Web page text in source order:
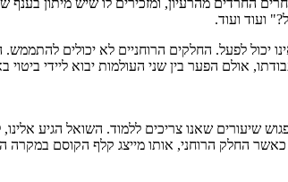
ועוד ועוד.
לפעל. החלקים הרוחניים לא יכולים להתממש.
אולם הפער בין שני העולמות יבוא ליידי
שיעורים שאנו צריכים ללמוד. השואל הגיע
החלק הרוחני, אותו מייצג קלף הקוסם במקרה